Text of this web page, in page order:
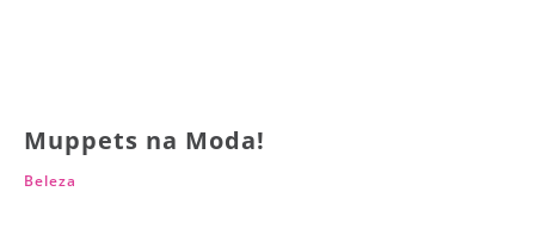
Muppets na Moda!
Beleza